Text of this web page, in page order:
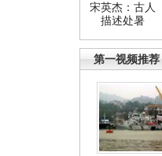
宋英杰：古人
描述处暑
第一视频推荐